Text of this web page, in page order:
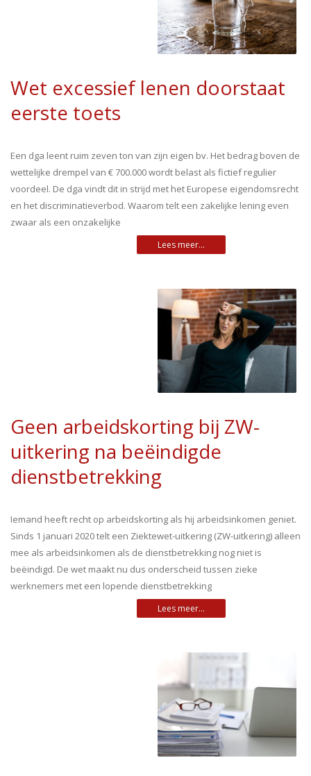
Wet excessief lenen doorstaat
eerste toets
Een dga leent ruim zeven ton van zijn eigen bv. Het bedrag boven de
wettelijke drempel van € 700.000 wordt belast als fictief regulier
voordeel. De dga vindt dit in strijd met het Europese eigendomsrecht
en het discriminatieverbod. Waarom telt een zakelijke lening even
zwaar als een onzakelijke
Geen arbeidskorting bij ZW-
uitkering na beëindigde
dienstbetrekking
Iemand heeft recht op arbeidskorting als hij arbeidsinkomen geniet.
Sinds 1 januari 2020 telt een Ziektewet-uitkering (ZW-uitkering) alleen
mee als arbeidsinkomen als de dienstbetrekking nog niet is
beëindigd. De wet maakt nu dus onderscheid tussen zieke
werknemers met een lopende dienstbetrekking